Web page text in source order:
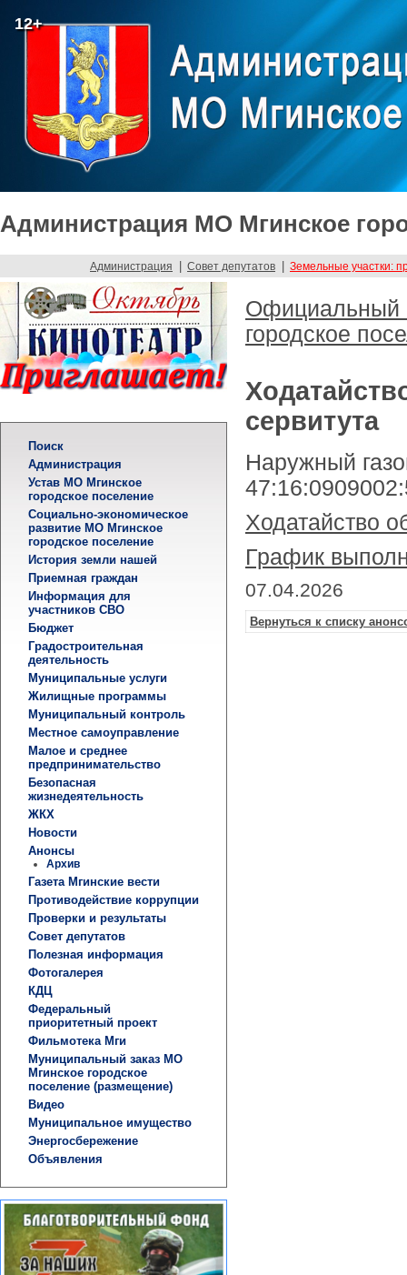
12+
Администрация МО Мгинское
Администрация Совет депутатов Земельные участки:
Поиск
Администрация
Устав МО Мгинское
городское поселение
Социально-экономическое
развитие МО Мгинское
городское поселение
История земли нашей
Приемная граждан
Информация для
участников СВО
Бюджет
Градостроительная
деятельность
Муниципальные услуги
Жилищные программы
Муниципальный контроль
Местное самоуправление
Малое и среднее
предпринимательство
Безопасная
жизнедеятельность
ЖКХ
Новости
Анонсы
Архив
Газета Мгинские вести
Противодействие коррупции
Проверки и результаты
Совет депутатов
Полезная информация
Фотогалерея
КДЦ
Федеральный
приоритетный проект
Фильмотека Мги
Муниципальный заказ МО
Мгинское городское
поселение (размещение)
Видео
Муниципальное имущество
Энергосбережение
Объявления
Официальный
городское
сервитута
Наружный
Ходатайство
График
07.04.2026
Вернуться к списку